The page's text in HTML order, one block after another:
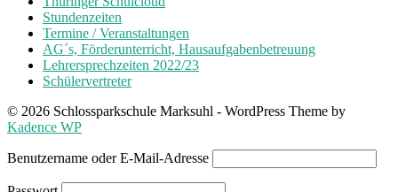
Stundenzeiten
Termine / Veranstaltungen
AG´s, Förderunterricht, Hausaufgabenbetreuung
Lehrersprechzeiten 2022/23
Schülervertreter
© 2026 Schlossparkschule Marksuhl - WordPress Theme by
Kadence WP
Benutzername oder E-Mail-Adresse